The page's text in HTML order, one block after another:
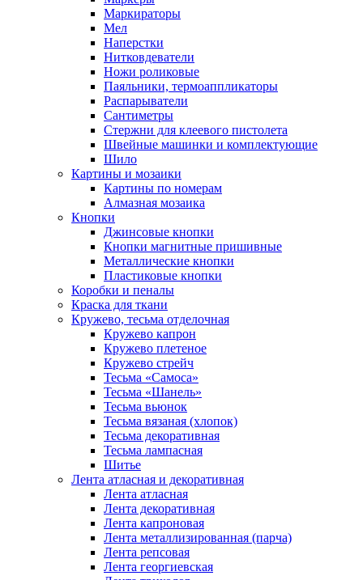
Маркираторы
Мел
Наперстки
Нитковдеватели
Ножи роликовые
Паяльники, термоаппликаторы
Распарыватели
Сантиметры
Стержни для клеевого пистолета
Швейные машинки и комплектующие
Шило
Картины и мозаики
Картины по номерам
Алмазная мозаика
Кнопки
Джинсовые кнопки
Кнопки магнитные пришивные
Металлические кнопки
Пластиковые кнопки
Коробки и пеналы
Краска для ткани
Кружево, тесьма отделочная
Кружево капрон
Кружево плетеное
Кружево стрейч
Тесьма «Самоса»
Тесьма «Шанель»
Тесьма вьюнок
Тесьма вязаная (хлопок)
Тесьма декоративная
Тесьма лампасная
Шитье
Лента атласная и декоративная
Лента атласная
Лента декоративная
Лента капроновая
Лента металлизированная (парча)
Лента репсовая
Лента георгиевская